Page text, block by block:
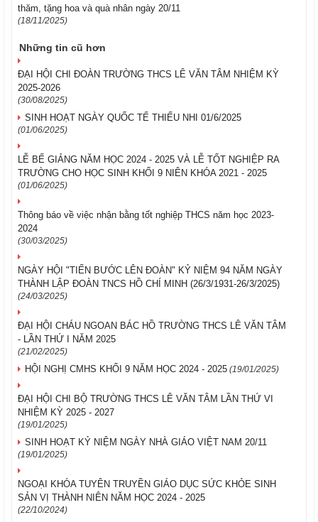
thăm, tặng hoa và quà nhân ngày 20/11
(18/11/2025)
Những tin cũ hơn
ĐẠI HỘI CHI ĐOÀN TRƯỜNG THCS LÊ VĂN TÂM NHIỆM KỲ
2025-2026
(30/08/2025)
SINH HOẠT NGÀY QUỐC TẾ THIẾU NHI 01/6/2025
(01/06/2025)
LỄ BẾ GIẢNG NĂM HỌC 2024 - 2025 VÀ LỄ TỐT NGHIỆP RA
TRƯỜNG CHO HỌC SINH KHỐI 9 NIÊN KHÓA 2021 - 2025
(01/06/2025)
Thông báo về việc nhận bằng tốt nghiệp THCS năm học 2023-
2024
(30/03/2025)
NGÀY HỘI "TIẾN BƯỚC LÊN ĐOÀN" KỶ NIỆM 94 NĂM NGÀY
THÀNH LẬP ĐOÀN TNCS HỒ CHÍ MINH (26/3/1931-26/3/2025)
(24/03/2025)
ĐẠI HỘI CHÁU NGOAN BÁC HỒ TRƯỜNG THCS LÊ VĂN TÂM
- LẦN THỨ I NĂM 2025
(21/02/2025)
HỘI NGHỊ CMHS KHỐI 9 NĂM HỌC 2024 - 2025 (19/01/2025)
ĐẠI HỘI CHI BỘ TRƯỜNG THCS LÊ VĂN TÂM LẦN THỨ VI
NHIỆM KỲ 2025 - 2027
(19/01/2025)
SINH HOẠT KỶ NIỆM NGÀY NHÀ GIÁO VIỆT NAM 20/11
(19/01/2025)
NGOẠI KHÓA TUYÊN TRUYỀN GIÁO DỤC SỨC KHỎE SINH
SẢN VỊ THÀNH NIÊN NĂM HỌC 2024 - 2025
(22/10/2024)